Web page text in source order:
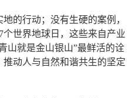
的行动；没有生硬的案例，
世界地球日，这些来自产业
山就是金山银山”最鲜活的诠
动人与自然和谐共生的坚定